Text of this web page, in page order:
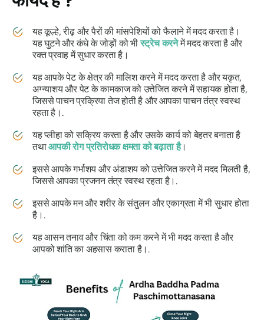
यह कूल्हे, रीढ़ और पैरों की मांसपेशियों को फैलाने में मदद करता है।
यह घुटने और कंधे के जोड़ों को भीस्ट्रेच करनेमें मदद करता है और
रक्त प्रवाह में सुधार करता है।
यह आपके पेट के क्षेत्र की मालिश करने में मदद करता है और यकृत,
अग्न्याशय और पेट के कामकाज को उत्तेजित करने में सहायक होता है,
जिससे पाचन प्रक्रिया तेज होती है और आपका पाचन तंत्र स्वस्थ
रहता है।.
यह प्लीहा को सक्रिय करता है और उसके कार्य को बेहतर बनाता है
तथाआपकी रोग प्रतिरोधक क्षमता को बढ़ाता है।
इससे आपके गर्भाशय और अंडाशय को उत्तेजित करने में मदद मिलती है,
जिससे आपका प्रजनन तंत्र स्वस्थ रहता है।.
इससे आपके मन और शरीर के संतुलन और एकाग्रता में भी सुधार होता
है।.
यह आसन तनाव और चिंता को कम करने में भी मदद करता है और
आपको शांति का अहसास कराता है।.